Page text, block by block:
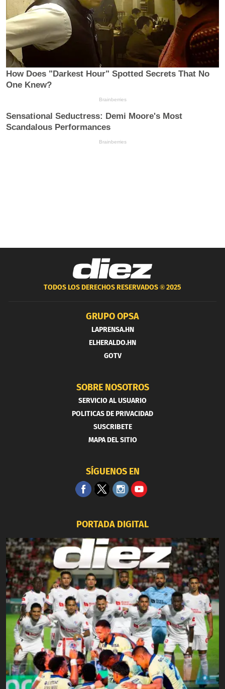
TODOS LOS DERECHOS RESERVADOS ®2025
GRUPO OPSA
LAPRENSA.HN
ELHERALDO.HN
GOTV
SOBRE NOSOTROS
SERVICIO AL USUARIO
POLITICAS DE PRIVACIDAD
SUSCRIBETE
MAPA DEL SITIO
SÍGUENOS EN
PORTADA DIGITAL